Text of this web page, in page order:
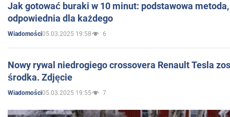
Jak gotować buraki w 10 minut: podstawowa
odpowiednia dla każdego
Wiadomości05.03.2025 19:58 6
Nowy rywal niedrogiego crossovera Renault Tesla
środka. Zdjęcie
Wiadomości05.03.2025 19:55 7